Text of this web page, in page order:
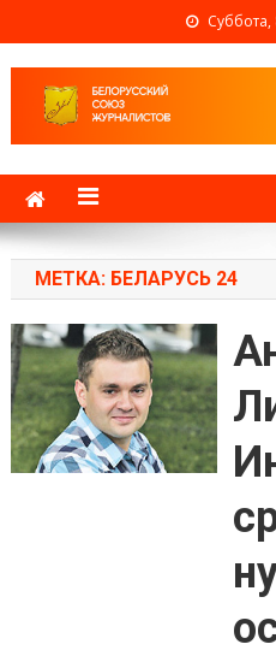
Суббота,
МЕТКА: БЕЛАРУСЬ 24